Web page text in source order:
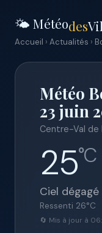
🌤️ Météodes
Accueil › Actualités ›
Météo
23 juin
Centre-Val de
25°C
Ciel dégagé
Ressenti 26°C
🔄 Mis à jour à